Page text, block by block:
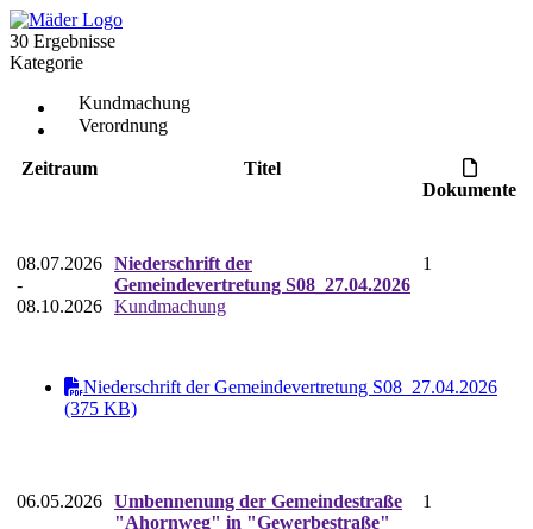
30 Ergebnisse
Kategorie
Kundmachung
Verordnung
Zeitraum
Titel
Dokumente
08.07.2026
-
08.10.2026
Niederschrift der
Gemeindevertretung S08_27.04.2026
Kundmachung
1
Niederschrift der Gemeindevertretung S08_27.04.2026
(375 KB)
06.05.2026 Umbennenung der Gemeindestraße
"Ahornweg" in "Gewerbestraße"
1